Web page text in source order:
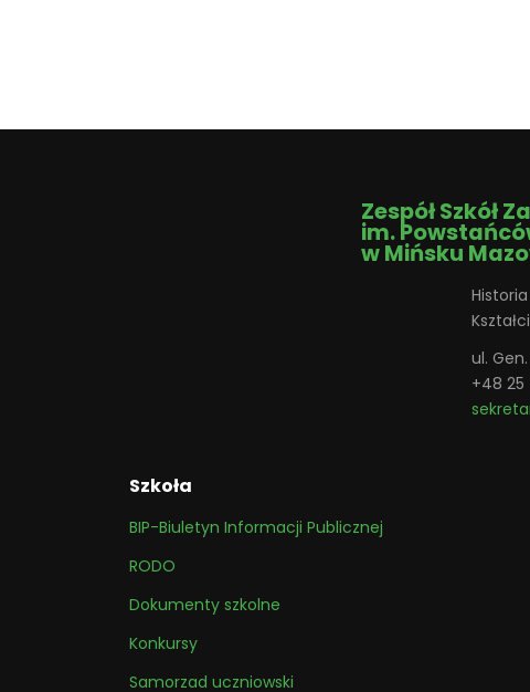
Zespół Szkół
im.
w Mińsku
ul.
+48 25
Szkoła
BIP-Biuletyn Informacji Publicznej
RODO
Dokumenty szkolne
Konkursy
Samorzad uczniowski